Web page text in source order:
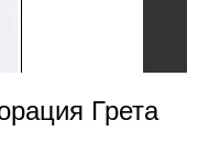
Грета